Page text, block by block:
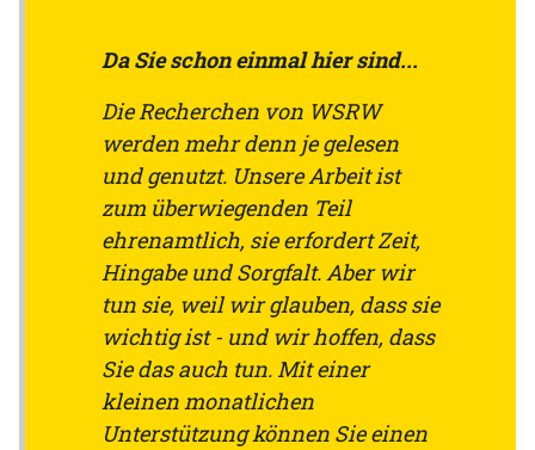
Da Sie schon einmal hier sind...
Die Recherchen von WSRW
werden mehr denn je gelesen
und genutzt. Unsere Arbeit ist
zum überwiegenden Teil
ehrenamtlich, sie erfordert Zeit,
Hingabe und Sorgfalt. Aber wir
tun sie, weil wir glauben, dass sie
wichtig ist - und wir hoffen, dass
Sie das auch tun. Mit einer
kleinen monatlichen
Unterstützung können Sie einen